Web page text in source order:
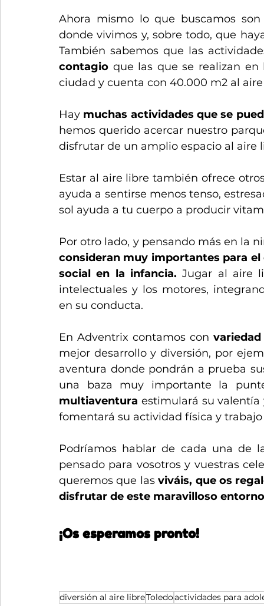
Ahora mismo lo que buscamos
donde vivimos y, sobre todo, que
También sabemos que las
contagio que las que se realizan en
ciudad y cuenta con 40.000 m2 al
Hay muchas actividades que se
hemos querido acercar nuestro
disfrutar de un amplio espacio al aire
Estar al aire libre también ofrece
ayuda a sentirse menos tenso,
sol ayuda a tu cuerpo a producir
Por otro lado, y pensando más en la
consideran muy importantes para
social en la infancia. Jugar al aire
intelectuales y los motores,
en su conducta.
En Adventrix contamos con
mejor desarrollo y diversión, por
aventura donde pondrán a prueba
multiaventura estimulará su
fomentará su actividad física y
Podríamos hablar de cada una de
pensado para vosotros y vuestras
queremos que las viváis, que os
disfrutar de este maravilloso
¡Os esperamos pronto!
diversión al aire libreToledoactividades para